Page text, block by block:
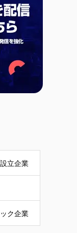
立企業
ク企業